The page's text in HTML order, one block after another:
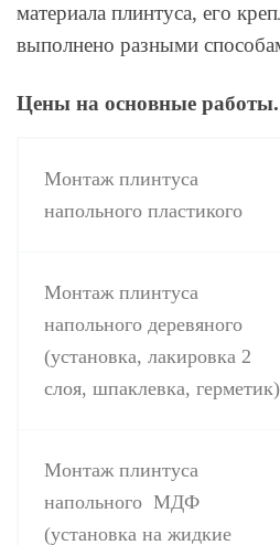
материала плинтуса, его
выполнено разными
Цены на основные работы.
Монтаж плинтуса
напольного пластикого
Монтаж плинтуса
напольного деревяного
(установка, лакировка 2
слоя, шпаклевка,
Монтаж плинтуса
напольного МДФ
(установка на жидкие